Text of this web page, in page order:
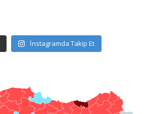
İnstagramda Takip Et